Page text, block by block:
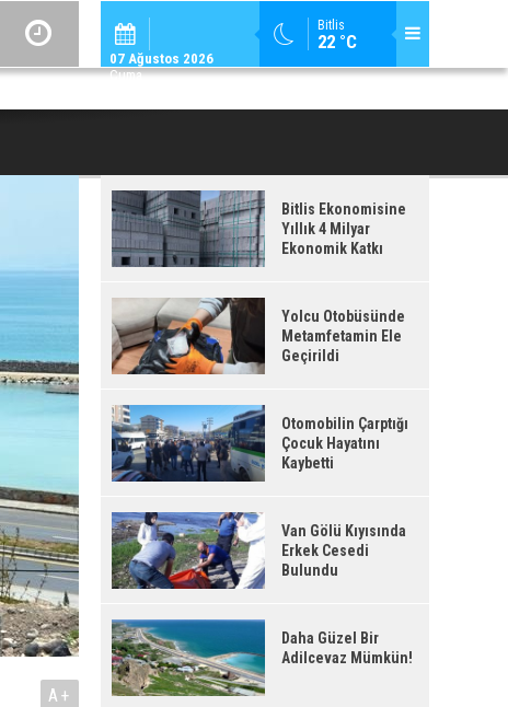
Bitlis
22 °C
07 Ağustos 2026
Cuma
ADİLCEVAZ /
ADILCEVAZ'DA KUDUZ VAKASI TESPIT EDILEN KÖY, KARANTINAYA
A+
Bitlis Ekonomisine
Yıllık 4 Milyar
Ekonomik Katkı
Yolcu Otobüsünde
Metamfetamin Ele
Geçirildi
Otomobilin Çarptığı
Çocuk Hayatını
Kaybetti
Van Gölü Kıyısında
Erkek Cesedi
Bulundu
Daha Güzel Bir
Adilcevaz Mümkün!